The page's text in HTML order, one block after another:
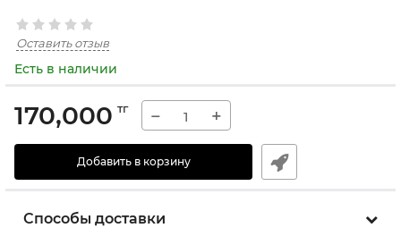
Оставить отзыв
Есть в наличии
170,000 тг − +
Добавить в корзину
Способы доставки